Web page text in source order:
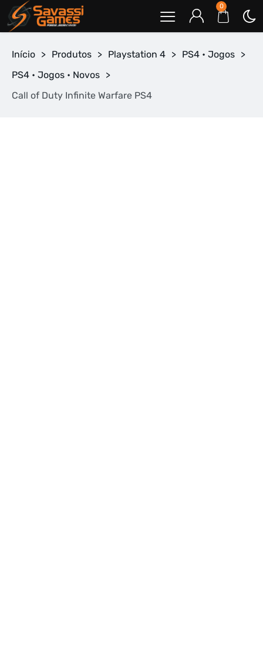
0
Início > Produtos > Playstation 4 > PS4 • Jogos >
PS4 • Jogos • Novos >
Call of Duty Infinite Warfare PS4